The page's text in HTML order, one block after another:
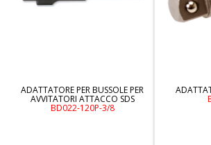
ADATTATORE PER BUSSOLE PER
AVVITATORI ATTACCO SDS
BD022-120P-3/8